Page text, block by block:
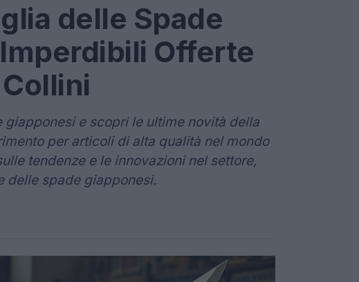
delle Spade
Offerte
e scopri le ultime novità della
per articoli di alta qualità nel mondo
tendenze e le innovazioni nel settore,
delle spade giapponesi.